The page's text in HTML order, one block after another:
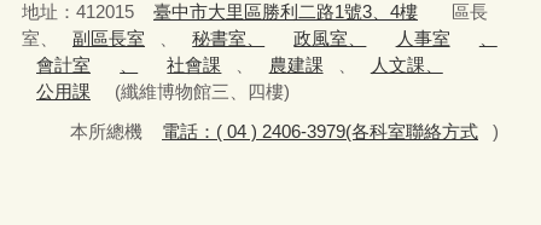
地址：412015 臺中市大里區勝利二路1號3、4樓
區長
室、
副區長室 秘書室、 政風室、 人事室
會計室
社會課 農建課
人文課、
公用課
(纖維博物館三、四樓)
本所總機
電話：( 04 ) 2406-3979(各科室聯絡方式 )